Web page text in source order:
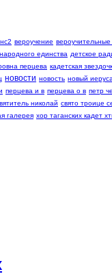
вероучение
единства детское
перцева кадетская
новости новость новый
перцева и в перцева о в петр
николай свято троице
галерея хор таганских кадет